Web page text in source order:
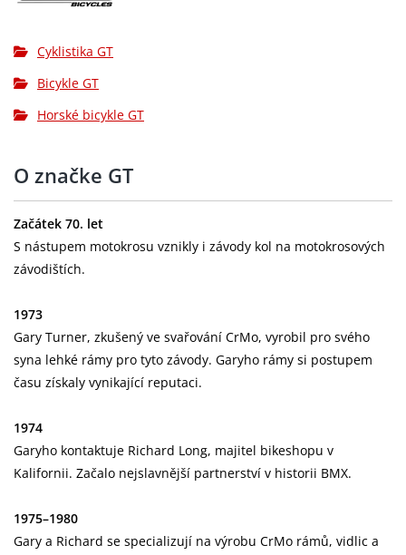
Cyklistika GT
Bicykle GT
Horské bicykle GT
O značke GT
Začátek 70. let
S nástupem motokrosu vznikly i závody kol na motokrosových
závodištích.
1973
Gary Turner, zkušený ve svařování CrMo, vyrobil pro svého
syna lehké rámy pro tyto závody. Garyho rámy si postupem
času získaly vynikající reputaci.
1974
Garyho kontaktuje Richard Long, majitel bikeshopu v
Kalifornii. Začalo nejslavnější partnerství v historii BMX.
1975–1980
Gary a Richard se specializují na výrobu CrMo rámů, vidlic a